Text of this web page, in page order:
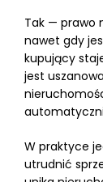
Tak — prawo
nawet gdy
kupujący
jest
W praktyce
utrudnić